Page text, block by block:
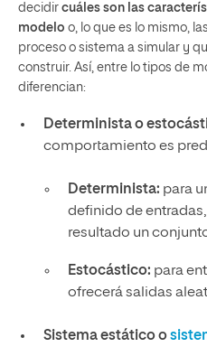
decidir cuáles son las
modelo o, lo que es lo mismo,
proceso o sistema a simular y
construir. Así, entre lo tipos de
diferencian:
Determinista o
comportamiento es
Determinista: para
definido de
resultado un
Estocástico: para
ofrecerá salidas
Sistema estático o